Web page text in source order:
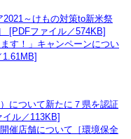
～けもの対策to新米祭
[PDFファイル／574KB]
！」キャンペーンについ
について新たに７県を認証
ル／113KB]
催店舗について［環境保全